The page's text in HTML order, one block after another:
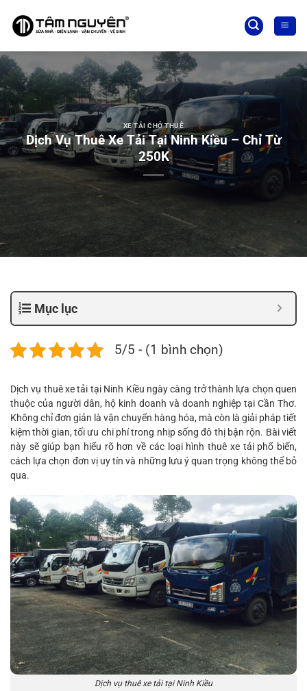
qua
dung
XE TẢI CHỞ THUÊ
Dịch Vụ Thuê Xe Tải Tại Ninh Kiều – Chỉ Từ
250K
Mục lục
5/5 - (1 bình chọn)
Dịch vụ thuê xe tải tại Ninh Kiều ngày càng trở thành lựa chọn quen
thuộc của người dân, hộ kinh doanh và doanh nghiệp tại Cần Thơ.
Không chỉ đơn giản là vận chuyển hàng hóa, mà còn là giải pháp tiết
kiệm thời gian, tối ưu chi phí trong nhịp sống đô thị bận rộn. Bài viết
này sẽ giúp bạn hiểu rõ hơn về các loại hình thuê xe tải phổ biến,
cách lựa chọn đơn vị uy tín và những lưu ý quan trọng không thể bỏ
qua.
Dịch vụ thuê xe tải tại Ninh Kiều